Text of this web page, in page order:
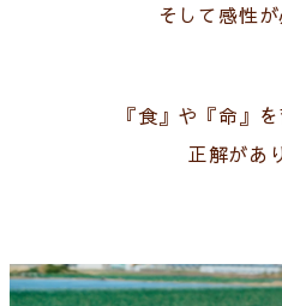
そして感性が
『食』や『命』
正解があ